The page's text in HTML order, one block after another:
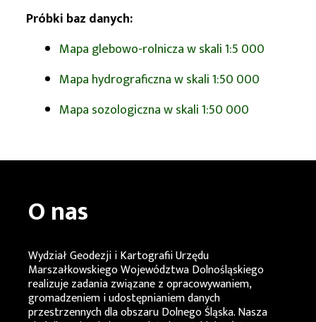
Próbki baz danych:
Mapa glebowo-rolnicza w skali 1:5 000
Mapa hydrograficzna w skali 1:50 000
Mapa sozologiczna w skali 1:50 000
O nas
Wydział Geodezji i Kartografii Urzędu
Marszałkowskiego Województwa Dolnośląskiego
realizuje zadania związane z opracowywaniem,
gromadzeniem i udostępnianiem danych
przestrzennych dla obszaru Dolnego Śląska. Nasza